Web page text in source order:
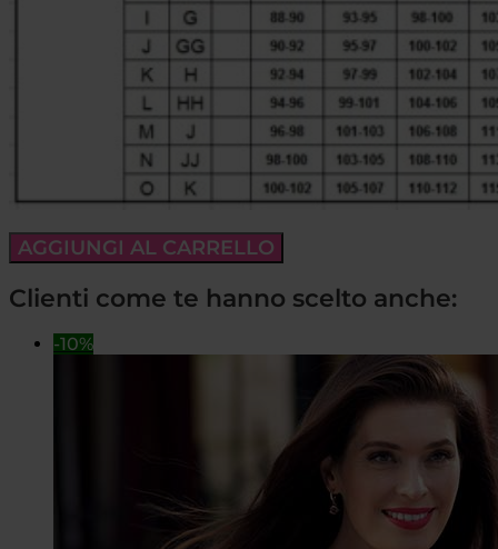
AGGIUNGI AL CARRELLO
Clienti come te hanno scelto anche:
-10%